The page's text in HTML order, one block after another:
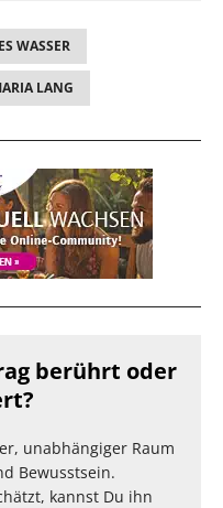
WASSER
LANG
berührt oder
unabhängiger Raum
Bewusstsein.
kannst Du ihn